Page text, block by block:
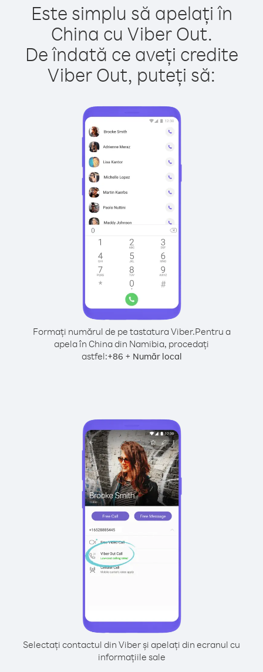
Este simplu să apelați în
China cu Viber Out.
De îndată ce aveți credite
Viber Out, puteți să:
Formați numărul de pe tastatura Viber.Pentru a
apela în China din Namibia, procedați
astfel:+86 + Număr local
Selectați contactul din Viber și apelați din ecranul cu
informațiile sale